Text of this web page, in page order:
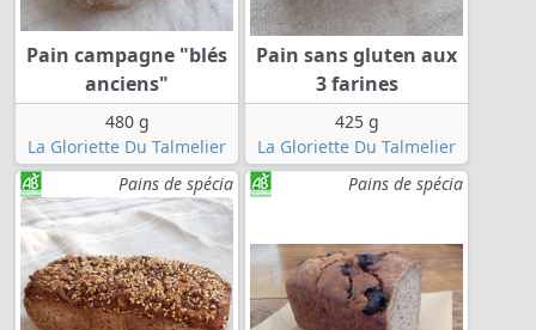
Pain campagne "blés
anciens"
480 g
La Gloriette Du Talmelier
Pain sans gluten aux
3 farines
425 g
La Gloriette Du Talmelier
Pains de spécia
Pains de spécia